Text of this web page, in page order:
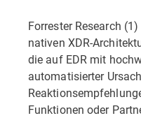
Forrester Research
nativen XDR-
die auf EDR mit
automatisierter
Funktionen oder